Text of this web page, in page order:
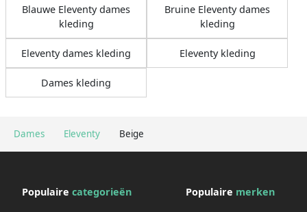
Dames Eleventy Beige
Blauwe Eleventy dames
kleding
Bruine Eleventy dames
kleding
Eleventy dames kleding Eleventy kleding
Dames kleding
Populaire categorieën Populaire merken